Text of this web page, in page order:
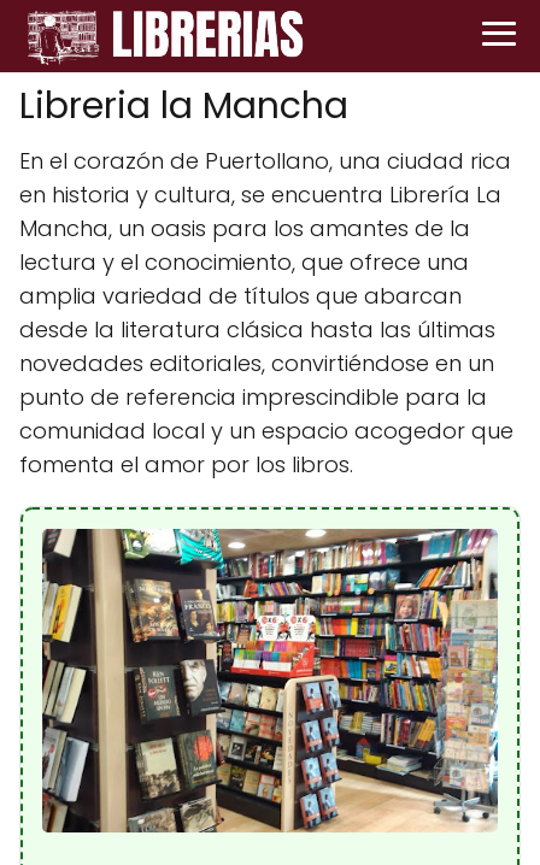
Libreria la Mancha
En el corazón de Puertollano, una ciudad rica
en historia y cultura, se encuentra Librería La
Mancha, un oasis para los amantes de la
lectura y el conocimiento, que ofrece una
amplia variedad de títulos que abarcan
desde la literatura clásica hasta las últimas
novedades editoriales, convirtiéndose en un
punto de referencia imprescindible para la
comunidad local y un espacio acogedor que
fomenta el amor por los libros.